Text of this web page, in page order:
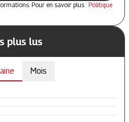
Pour en savoir plus : Politique
plus lus
Mois